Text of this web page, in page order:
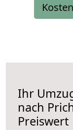
Ihr
nach
Preiswert